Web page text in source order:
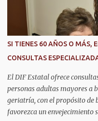
SI TIENES 60 AÑOS O MÁS,
CONSULTAS
El DIF Estatal ofrece
personas adultas mayores a
geriatría, con el propósito de
favorezca un envejecimiento